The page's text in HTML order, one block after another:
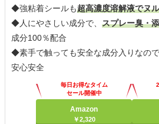
◆強粘着シールも超高濃度溶解液でヌ
◆人にやさしい成分で、 スプレー臭・
成分100％配合
◆素手で触っても安全な成分入りなの
安心安全
毎日お得なタイム
セール開催中
Amazon
￥2,320